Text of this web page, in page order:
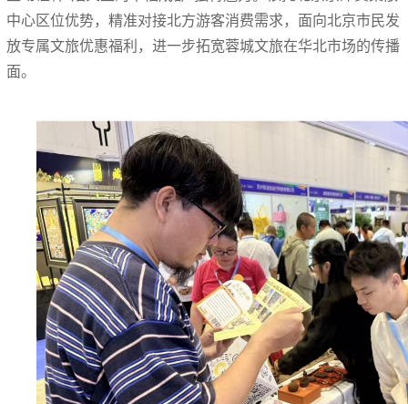
中心区位优势，精准对接北方游客消费需求，面向北京市民发
放专属文旅优惠福利，进一步拓宽蓉城文旅在华北市场的传播
面。